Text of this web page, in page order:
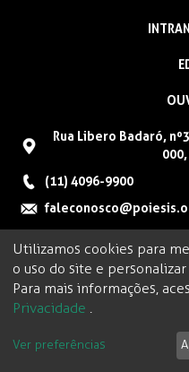
Rua Libero Badaró,
(11) 4096-9900
Utilizamos cookies para
o uso do site e
Para mais informações,
Privacidade .
Ver preferências